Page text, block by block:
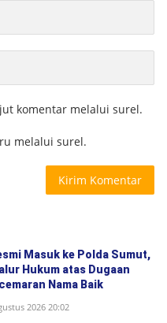
komentar melalui surel.
melalui surel.
Masuk ke Polda Sumut,
Hukum atas Dugaan
Nama Baik
2026 20:02